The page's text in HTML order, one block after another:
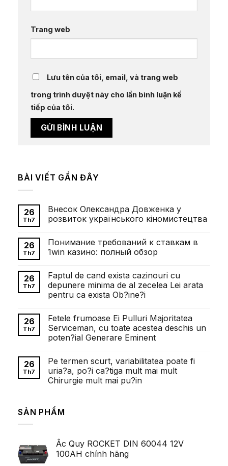
Trang web
Lưu tên của tôi, email, và trang web
trong trình duyệt này cho lần bình luận kế
tiếp của tôi.
BÀI VIẾT GẦN ĐÂY
26
Th7
Внесок Олександра Довженка у
розвиток українського кіномистецтва
bình
luận
ở
Довженка
розвиток
українського
кіномистецтва
26
Th7
Понимание требований к ставкам в
1win казино: полный обзор
bình
luận
ở
Понимание
требований
ставкам
в
1win
казино:
полный
26
Th7
Faptul de cand exista cazinouri cu
depunere minima de al zecelea Lei arata
pentru ca exista Ob?ine?i
bình
luận
ở
Faptul
de
exista
cazinouri
cu
depunere
minima
Lei
arata
exista
Ob?
ine?
i
26
Th7
Fetele frumoase Ei Pulluri Majoritatea
Serviceman, cu toate acestea deschis un
poten?ial Generare Eminent
bình
luận
ở
Fetele
frumoase
Majoritatea
Serviceman,
deschis
poten?
ial
26
Th7
Pe termen scurt, variabilitatea poate fi
uria?a, po?i ca?tiga mult mai mult
Chirurgie mult mai pu?in
luận
ở
variabilitatea
poate
fi
SẢN PHẨM
Ắc Quy ROCKET DIN 60044 12V
100AH chính hãng